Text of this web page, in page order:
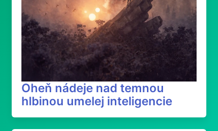
Oheň nádeje nad temnou
hlbinou umelej inteligencie